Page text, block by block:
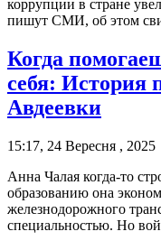
коррупции в стране
пишут СМИ, об этом
Когда
себя: История
Авдеевки
15:17, 24 Вересня , 2025
Анна Чалая когда-то
образованию она
железнодорожного
специальностью. Но